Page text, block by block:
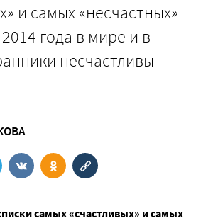
и самых «несчастных»
года в мире и в
несчастливы
самых «счастливых» и самых